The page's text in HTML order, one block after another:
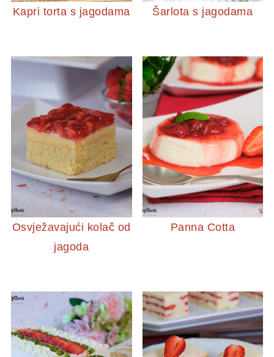
Kapri torta s jagodama Šarlota s jagodama
Osvježavajući kolač od
jagoda
Panna Cotta